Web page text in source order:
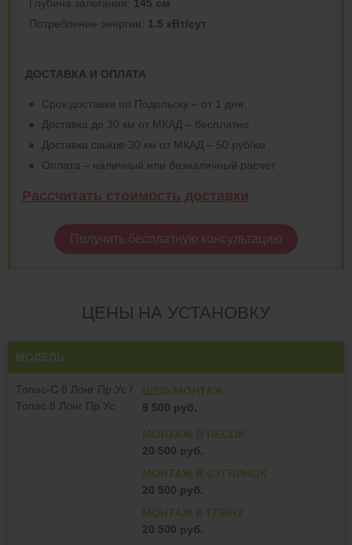
Глубина залегания: 145 см
Потреблeние энергии: 1.5 кВт/сут
ДОСТАВКА И ОПЛАТА
Срок доставки по Подольску – от 1 дня
Доставка до 30 км от МКАД – бесплатно
Доставка свыше 30 км от МКАД – 50 руб/км
Оплата – наличный или безналичный расчет
Рассчитать стоимость доставки
Получить бесплатную консультацию
ЦЕНЫ НА УСТАНОВКУ
МОДЕЛЬ
Топас-С 8 Лонг Пр Ус /
Топас 8 Лонг Пр Ус
ШЕФ-МОНТАЖ
9 500 руб.
МОНТАЖ В ПЕСОК
20 500 руб.
МОНТАЖ В СУГЛИНОК
20 500 руб.
МОНТАЖ В ГЛИНУ
20 500 руб.